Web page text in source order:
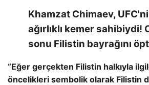
Khamzat Chimaev,
ağırlıklı kemer sahibiydi!
sonu Filistin bayrağını
“Eğer gerçekten Filistin halkıyla
öncelikleri sembolik olarak Filistin